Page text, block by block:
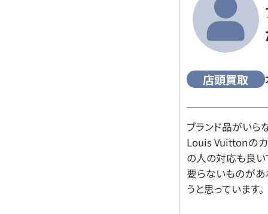
店頭買取
ブランド品がいら
Louis Vuittonの
の人の対応も良い
要らないものがあ
うと思っています。